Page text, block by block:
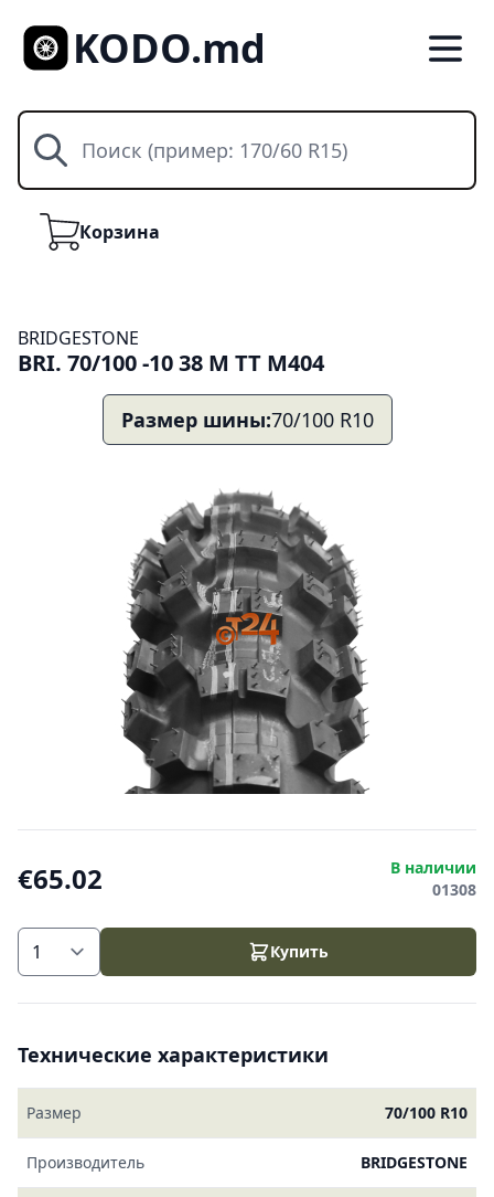
KODO.md
Поиск
КорзинаКорзина
BRIDGESTONE
BRI. 70/100 -10 38 M TT M404
Размер шины:70/100 R10
€65.02
В наличии
01308
Купить
Технические характеристики
Размер 70/100 R10
Производитель BRIDGESTONE